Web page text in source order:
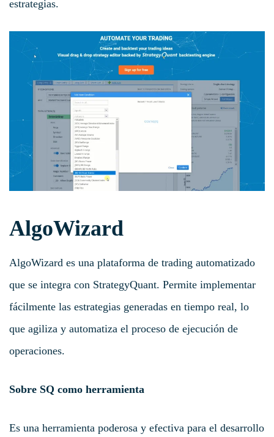
estrategias.
AlgoWizard
AlgoWizard es una plataforma de trading automatizado
que se integra con StrategyQuant. Permite implementar
fácilmente las estrategias generadas en tiempo real, lo
que agiliza y automatiza el proceso de ejecución de
operaciones.
Sobre SQ como herramienta
Es una herramienta poderosa y efectiva para el desarrollo